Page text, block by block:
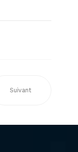
Suivant